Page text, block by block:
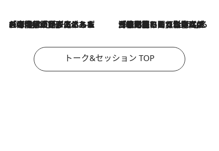
2026.8.3
「今後値上げがあるとすれば…」「リスクがあるのは今年の冬」エネルギー専門家が語る、ホルムズ海峡封鎖が家庭にもたらす“ある心配” 2026.8.3
「住宅建てられない…」「サーチャージ料の高値が続いている」ホルムズ海峡封鎖による影響はいつまで続く？《エネルギー専門家に聞く“どうなる日本の暮らし”》
トーク&セッション TOP